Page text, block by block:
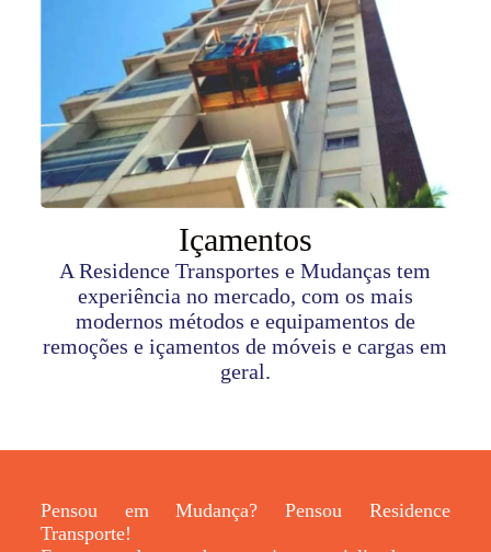
Içamentos
A Residence Transportes e Mudanças tem
experiência no mercado, com os mais
modernos métodos e equipamentos de
remoções e içamentos de móveis e cargas em
geral.
Pensou em Mudança? Pensou Residence
Transporte!